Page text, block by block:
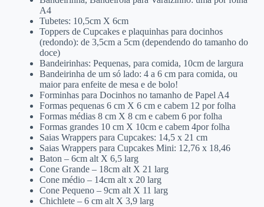
A4
Tubetes: 10,5cm X 6cm
Toppers de Cupcakes e plaquinhas para docinhos
(redondo): de 3,5cm a 5cm (dependendo do tamanho do
doce)
Bandeirinhas: Pequenas, para comida, 10cm de largura
Bandeirinha de um só lado: 4 a 6 cm para comida, ou
maior para enfeite de mesa e de bolo!
Forminhas para Docinhos no tamanho de Papel A4
Formas pequenas 6 cm X 6 cm e cabem 12 por folha
Formas médias 8 cm X 8 cm e cabem 6 por folha
Formas grandes 10 cm X 10cm e cabem 4por folha
Saias Wrappers para Cupcakes: 14,5 x 21 cm
Saias Wrappers para Cupcakes Mini: 12,76 x 18,46
Baton – 6cm alt X 6,5 larg
Cone Grande – 18cm alt X 21 larg
Cone médio – 14cm alt x 20 larg
Cone Pequeno – 9cm alt X 11 larg
Chichlete – 6 cm alt X 3,9 larg